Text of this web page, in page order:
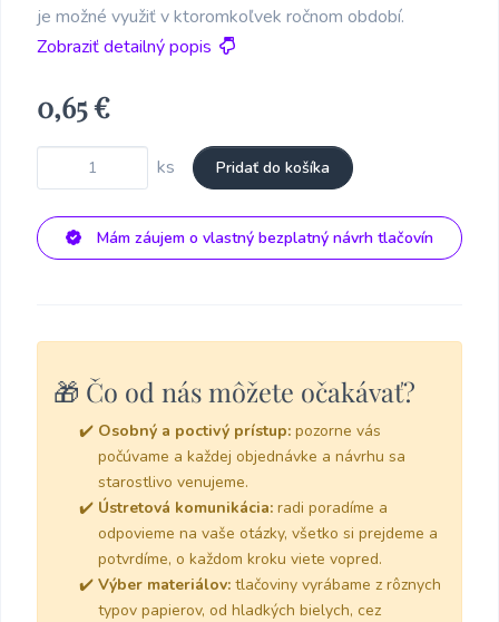
je možné využiť v ktoromkoľvek ročnom období.
Zobraziť detailný popis
0,65 €
ks Pridať do košíka
Mám záujem o vlastný bezplatný návrh tlačovín
🎁 Čo od nás môžete očakávať?
Osobný a poctivý prístup: pozorne vás
počúvame a každej objednávke a návrhu sa
starostlivo venujeme.
Ústretová komunikácia: radi poradíme a
odpovieme na vaše otázky, všetko si prejdeme a
potvrdíme, o každom kroku viete vopred.
Výber materiálov: tlačoviny vyrábame z rôznych
typov papierov, od hladkých bielych, cez